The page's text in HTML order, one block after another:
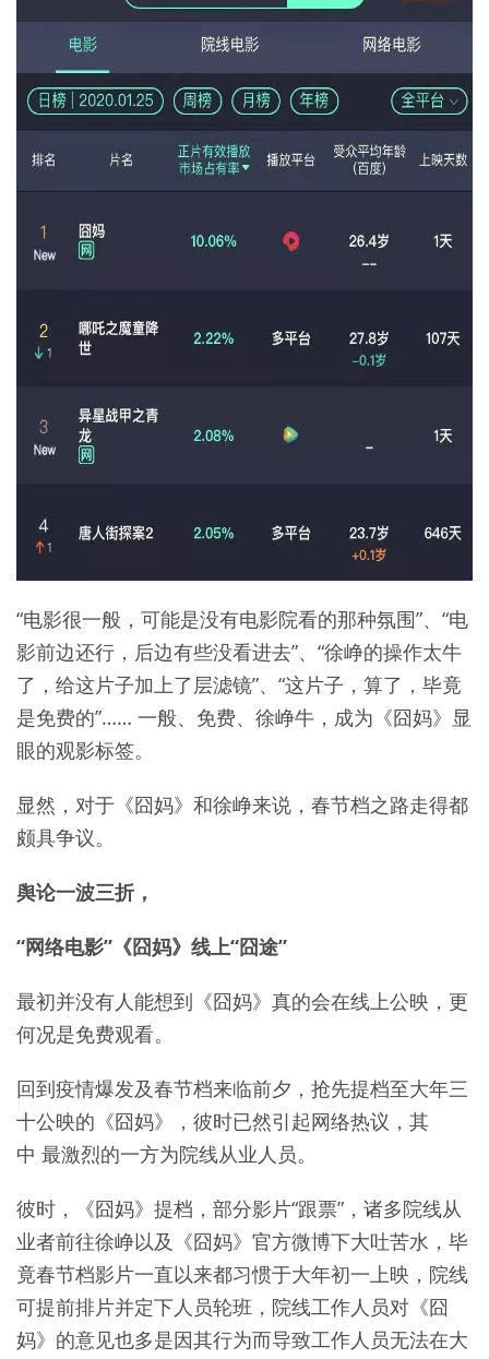
“电影很一般，可能是没有电影院看的那种氛围”、“电
影前边还行，后边有些没看进去”、“徐峥的操作太牛
了，给这片子加上了层滤镜”、“这片子，算了，毕竟
是免费的”…… 一般、免费、徐峥牛，成为《囧妈》显
眼的观影标签。
显然，对于《囧妈》和徐峥来说，春节档之路走得都
颇具争议。
舆论一波三折，
“网络电影”《囧妈》线上“囧途”
最初并没有人能想到《囧妈》真的会在线上公映，更
何况是免费观看。
回到疫情爆发及春节档来临前夕，抢先提档至大年三
十公映的《囧妈》，彼时已然引起网络热议，其
中 最激烈的一方为院线从业人员。
彼时，《囧妈》提档，部分影片“跟票”，诸多院线从
业者前往徐峥以及《囧妈》官方微博下大吐苦水，毕
竟春节档影片一直以来都习惯于大年初一上映，院线
可提前排片并定下人员轮班，院线工作人员对《囧
妈》的意见也多是因其行为而导致工作人员无法在大